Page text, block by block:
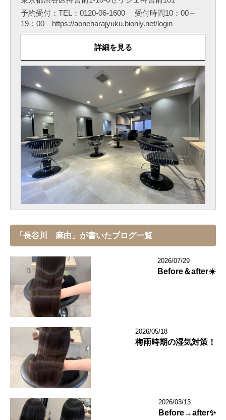
予約受付：TEL：0120-06-1600 受付時間10：00～
19：00 https://aoneharajyuku.bionly.net/login
詳細を見る
「長谷川 麻由」が書いたブログ一覧
2026/07/29
Before＆after☀️
2026/05/18
梅雨時期の湿気対策！
2026/03/13
Before→after✨